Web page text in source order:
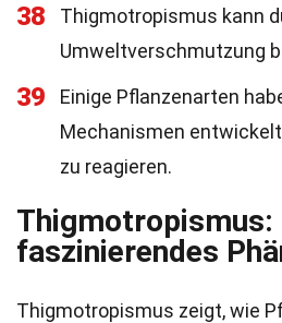
38
Thigmotropismus kann
Umweltverschmutzung
39
Einige Pflanzenarten
Mechanismen
zu reagieren.
Thigmotropismus:
faszinierendes
Thigmotropismus zeigt, wie